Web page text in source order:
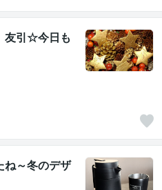
友引☆今日も
ね～冬のデザ